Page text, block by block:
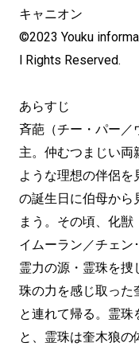
キャニオン
©2023 Youku
l Rights Reserved.
あらすじ
斉葩（チー・パー／
主。仲むつまじい
ような理想の伴侶
の誕生日に伯母から
まう。その頃、化
イムーラン／チェン
霊力の源・霊珠を捜
珠の力を感じ取った
と連れて帰る。霊珠
と、霊珠は奎木狼